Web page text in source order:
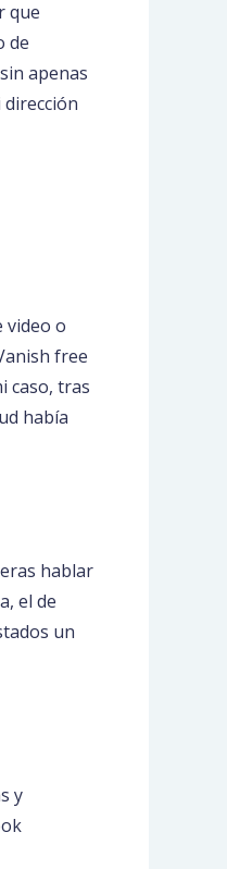
que
de
apenas
video o
free
caso, tras
había
hablar
el de
un
y